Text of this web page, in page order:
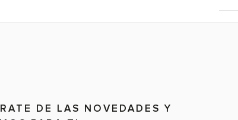
DE LAS NOVEDADES Y